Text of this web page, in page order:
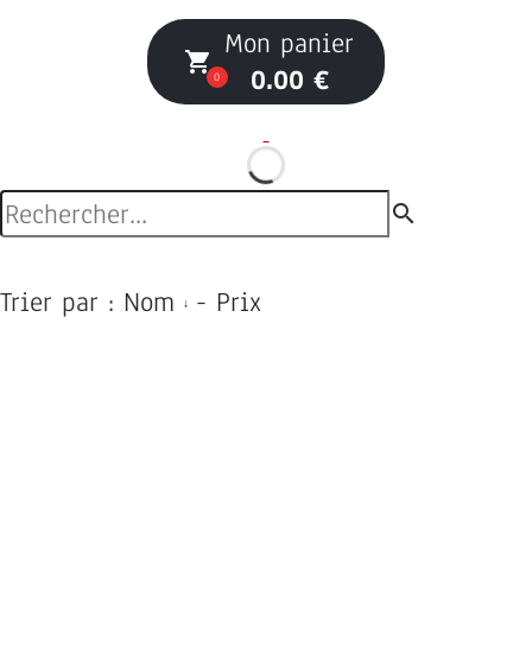
local_grocery_store
0
Mon panier
0.00 €
search
Trier par : Nom - Prix